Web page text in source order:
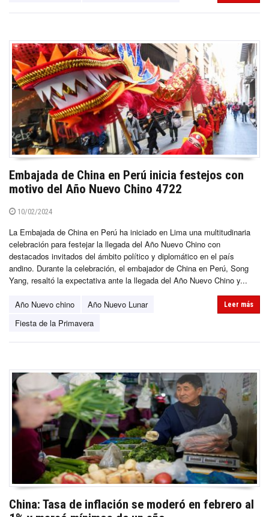
Embajada de China en Perú inicia festejos con
motivo del Año Nuevo Chino 4722
10/02/2024
La Embajada de China en Perú ha iniciado en Lima una multitudinaria
celebración para festejar la llegada del Año Nuevo Chino con
destacados invitados del ámbito político y diplomático en el país
andino. Durante la celebración, el embajador de China en Perú, Song
Yang, resaltó la expectativa ante la llegada del Año Nuevo Chino y...
Año Nuevo chino
Año Nuevo Lunar
Fiesta de la Primavera
Leer más
China: Tasa de inflación se moderó en febrero al